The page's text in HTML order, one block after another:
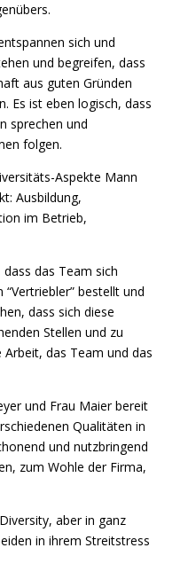
sich und
und begreifen, dass
aus guten Gründen
Es ist eben logisch, dass
sprechen und
folgen.
Aspekte Mann
Ausbildung,
im Betrieb,
das Team sich
bestellt und
dass sich diese
Stellen und zu
das Team und das
und Frau Maier bereit
Qualitäten in
und nutzbringend
zum Wohle der Firma,
aber in ganz
in ihrem Streitstress